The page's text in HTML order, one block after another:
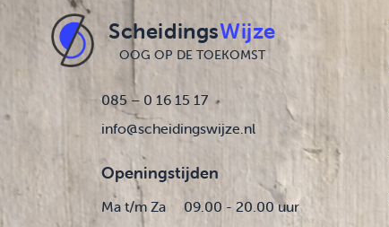
ScheidingsWijze
OOG OP DE TOEKOMST
085 – 0 16 15 17
info@scheidingswijze.nl
Openingstijden
Ma t/m Za 09.00 - 20.00 uur